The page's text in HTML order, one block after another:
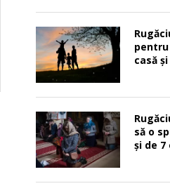
casă
să o
și de 7